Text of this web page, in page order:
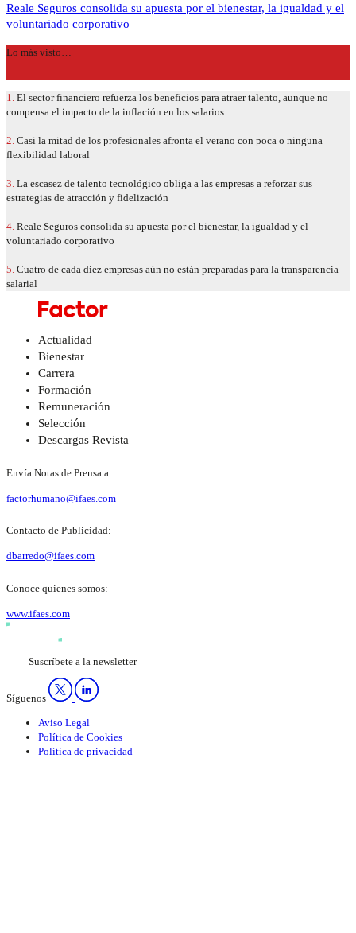
Reale Seguros consolida su apuesta por el bienestar, la igualdad y el
voluntariado corporativo
Lo más visto…
1. El sector financiero refuerza los beneficios para atraer talento, aunque no
compensa el impacto de la inflación en los salarios
2. Casi la mitad de los profesionales afronta el verano con poca o ninguna
flexibilidad laboral
3. La escasez de talento tecnológico obliga a las empresas a reforzar sus
estrategias de atracción y fidelización
4. Reale Seguros consolida su apuesta por el bienestar, la igualdad y el
voluntariado corporativo
5. Cuatro de cada diez empresas aún no están preparadas para la transparencia
salarial
Actualidad
Bienestar
Carrera
Formación
Remuneración
Selección
Descargas Revista
Envía Notas de Prensa a:
factorhumano@ifaes.com
Contacto de Publicidad:
dbarredo@ifaes.com
Conoce quienes somos:
www.ifaes.com
Suscríbete a la newsletter
Síguenos
Aviso Legal
Política de Cookies
Política de privacidad